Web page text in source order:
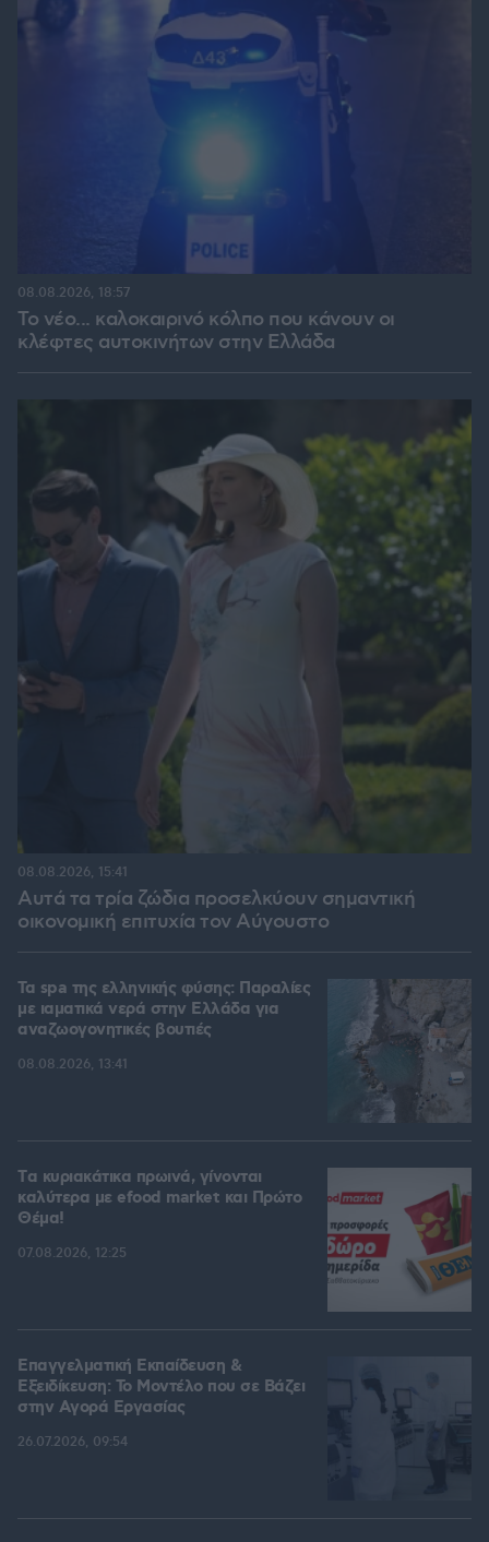
Το νέο... καλοκαιρινό κόλπο που κάνουν οι
κλέφτες αυτοκινήτων στην Ελλάδα
08.08.2026, 18:57
Αυτά τα τρία ζώδια προσελκύουν σημαντική
οικονομική επιτυχία τον Αύγουστο
08.08.2026, 15:41
Τα spa της ελληνικής φύσης: Παραλίες
με ιαματικά νερά στην Ελλάδα για
αναζωογονητικές βουτιές
08.08.2026, 13:41
Tα κυριακάτικα πρωινά, γίνονται
καλύτερα με efood market και Πρώτο
Θέμα!
07.08.2026, 12:25
Επαγγελματική Εκπαίδευση &
Εξειδίκευση: Το Mοντέλο που σε Bάζει
στην Aγορά Eργασίας
26.07.2026, 09:54